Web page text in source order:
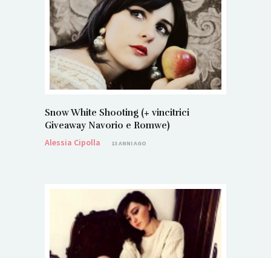
Snow White Shooting (+ vincitrici
Giveaway Navorio e Romwe)
Alessia Cipolla
13 ANNI AGO